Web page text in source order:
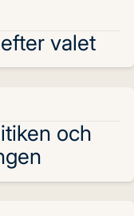
valet
och